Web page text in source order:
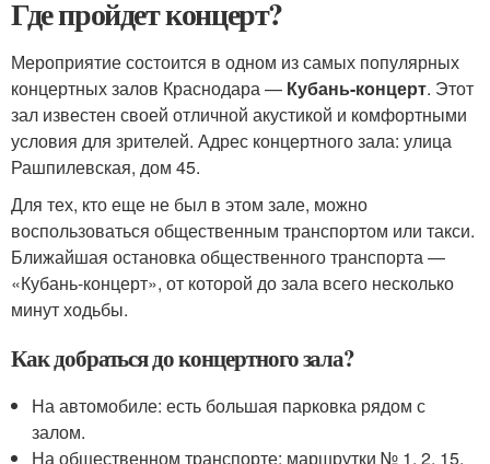
Где пройдет концерт?
Мероприятие состоится в одном из самых популярных
концертных залов Краснодара — Кубань-концерт. Этот
зал известен своей отличной акустикой и комфортными
условия для зрителей. Адрес концертного зала: улица
Рашпилевская, дом 45.
Для тех, кто еще не был в этом зале, можно
воспользоваться общественным транспортом или такси.
Ближайшая остановка общественного транспорта —
«Кубань-концерт», от которой до зала всего несколько
минут ходьбы.
Как добраться до концертного зала?
На автомобиле: есть большая парковка рядом с
залом.
На общественном транспорте: маршрутки № 1, 2, 15,